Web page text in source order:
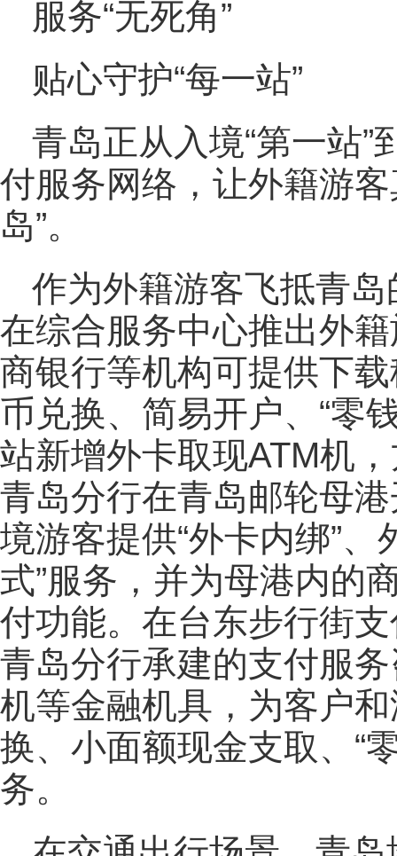
服务“无死角”
贴心守护“每一站”
青岛正从入境“第一站”
付服务网络，让外籍游
岛”。
作为外籍游客飞抵青
在综合服务中心推出外
商银行等机构可提供下
币兑换、简易开户、“零
站新增外卡取现ATM机
青岛分行在青岛邮轮母
境游客提供“外卡内绑”
式”服务，并为母港内的
付功能。在台东步行街
青岛分行承建的支付服
机等金融机具，为客户
换、小面额现金支取、“
务。